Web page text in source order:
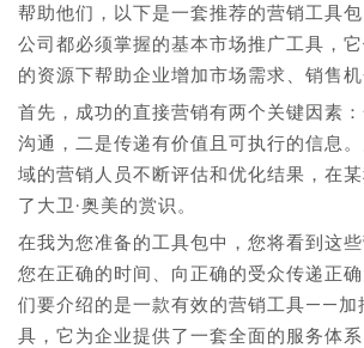
帮助他们，以下是一套推荐的营销工具
公司都必须掌握的基本市场推广工具，
的资源下帮助企业增加市场需求、销售机
首先，成功的直接营销有两个关键因素
沟通，二是传递有价值且可执行的信息
域的营销人员不断评估和优化结果，在
了大卫·奥美的赏识。
在我为您准备的工具包中，您将看到这
您在正确的时间、向正确的受众传递正
们要介绍的是一款有效的营销工具——加
具，它为企业提供了一套全面的服务体